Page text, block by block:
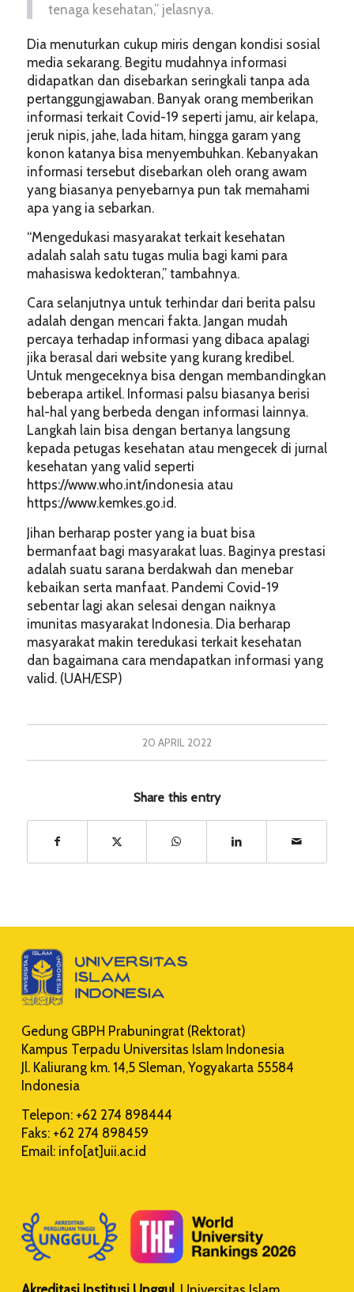
tenaga kesehatan,” jelasnya.
Dia menuturkan cukup miris dengan kondisi sosial
media sekarang. Begitu mudahnya informasi
didapatkan dan disebarkan seringkali tanpa ada
pertanggungjawaban. Banyak orang memberikan
informasi terkait Covid-19 seperti jamu, air kelapa,
jeruk nipis, jahe, lada hitam, hingga garam yang
konon katanya bisa menyembuhkan. Kebanyakan
informasi tersebut disebarkan oleh orang awam
yang biasanya penyebarnya pun tak memahami
apa yang ia sebarkan.
“Mengedukasi masyarakat terkait kesehatan
adalah salah satu tugas mulia bagi kami para
mahasiswa kedokteran,” tambahnya.
Cara selanjutnya untuk terhindar dari berita palsu
adalah dengan mencari fakta. Jangan mudah
percaya terhadap informasi yang dibaca apalagi
jika berasal dari website yang kurang kredibel.
Untuk mengeceknya bisa dengan membandingkan
beberapa artikel. Informasi palsu biasanya berisi
hal-hal yang berbeda dengan informasi lainnya.
Langkah lain bisa dengan bertanya langsung
kepada petugas kesehatan atau mengecek di jurnal
kesehatan yang valid seperti
https://www.who.int/indonesiaatau
https://www.kemkes.go.id.
Jihan berharap poster yang ia buat bisa
bermanfaat bagi masyarakat luas. Baginya prestasi
adalah suatu sarana berdakwah dan menebar
kebaikan serta manfaat. Pandemi Covid-19
sebentar lagi akan selesai dengan naiknya
imunitas masyarakat Indonesia. Dia berharap
masyarakat makin teredukasi terkait kesehatan
dan bagaimana cara mendapatkan informasi yang
valid. (UAH/ESP)
20 APRIL 2022
Share this entry
Gedung GBPH Prabuningrat (Rektorat)
Kampus Terpadu Universitas Islam Indonesia
Jl. Kaliurang km. 14,5 Sleman, Yogyakarta 55584
Indonesia
Telepon: +62 274 898444
Faks: +62 274 898459
Email: info[at]uii.ac.id